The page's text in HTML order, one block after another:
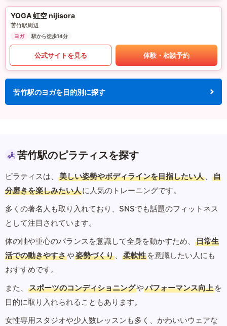
YOGA 虹空 nijisora
苦竹駅周辺
ヨガ 駅から徒歩14分
公式サイトを見る 体験・相談予約
苦竹駅のヨガを目的別に探す
苦竹駅のピラティスを探す
ピラティスは、 美しい姿勢やボディラインを目指したい人 、
自
分磨きを楽しみたい人に人気のトレーニングです。
多くの著名人も取り入れており、SNSでも話題のフィットネス
として注目されています。
体の軸や重心のバランスを意識して全身を動かすため、
日常生
活での動きやすさや姿勢づくり 、 柔軟性 を意識したい人にも
おすすめです。
また、
スポーツのコンディショニングやパフォーマンス向上 を
目的に取り入れられることもあります。
女性専用スタジオや少人数レッスンも多く、かわいいウェアな